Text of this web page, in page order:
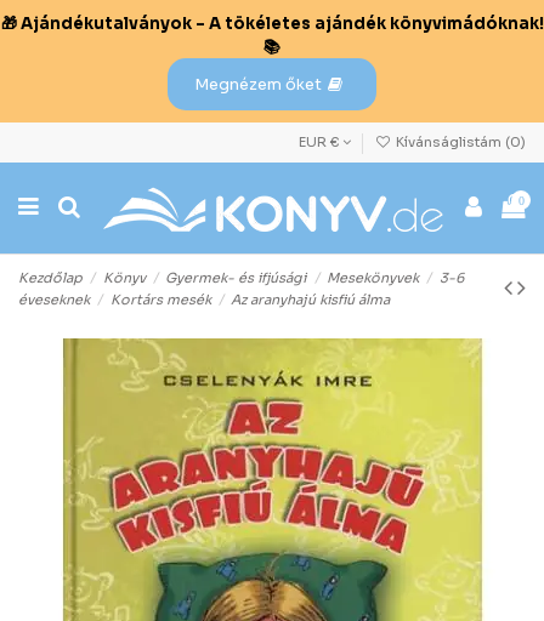
🎁 Ajándékutalványok – A tökéletes ajándék könyvimádóknak!
📚
Megnézem őket
EUR € Kívánságlistám (0)
0
Kezdőlap Könyv Gyermek- és ifjúsági Mesekönyvek
3-6
éveseknek
Kortárs mesék Az aranyhajú kisfiú álma